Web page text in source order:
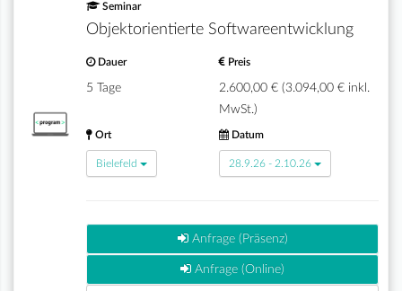
Seminar
Objektorientierte Softwareentwicklung
Dauer
5 Tage
Preis
2.600,00 € (3.094,00 € inkl.
MwSt.)
Ort
Bielefeld
Datum
28.9.26 - 2.10.26
Anfrage (Präsenz)
Anfrage (Online)